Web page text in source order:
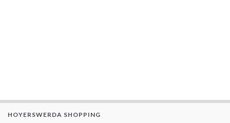
HOYERSWERDA SHOPPING